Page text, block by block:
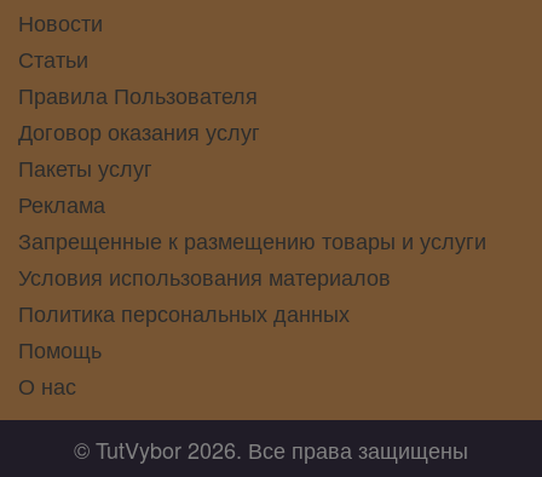
Новости
Статьи
Правила Пользователя
Договор оказания услуг
Пакеты услуг
Реклама
Запрещенные к размещению товары и услуги
Условия использования материалов
Политика персональных данных
Помощь
О нас
© TutVybor 2026. Все права защищены